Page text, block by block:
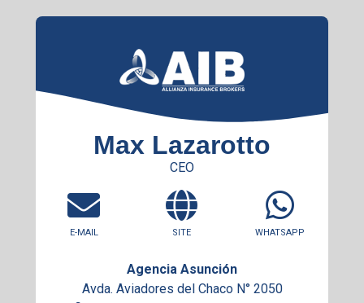
Max Lazarotto
CEO
E-MAIL SITE WHATSAPP
Agencia Asunción
Avda. Aviadores del Chaco N° 2050